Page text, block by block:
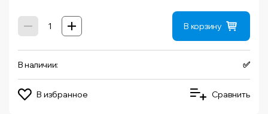
В корзину
В наличии: ✅
В избранное Сравнить